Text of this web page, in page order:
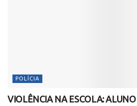
POLÍCIA
VIOLÊNCIA NA ESCOLA: